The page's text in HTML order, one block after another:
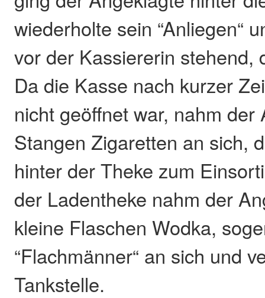
wiederholte sein “Anliegen“
vor der Kassiererin stehend,
Da die Kasse nach kurzer
nicht geöffnet war, nahm der
Stangen Zigaretten an sich,
hinter der Theke zum
der Ladentheke nahm der
kleine Flaschen Wodka,
“Flachmänner“ an sich und
Tankstelle.